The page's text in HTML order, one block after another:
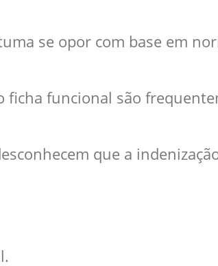
se opor com base em
ficha funcional são
que a